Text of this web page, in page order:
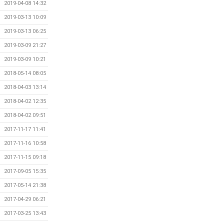
2019-04-08 14:32
2019-03-13 10:09
2019-03-13 06:25
2019-03-09 21:27
2019-03-09 10:21
2018-05-14 08:05
2018-04-03 13:14
2018-04-02 12:35
2018-04-02 09:51
2017-11-17 11:41
2017-11-16 10:58
2017-11-15 09:18
2017-09-05 15:35
2017-05-14 21:38
2017-04-29 06:21
2017-03-25 13:43